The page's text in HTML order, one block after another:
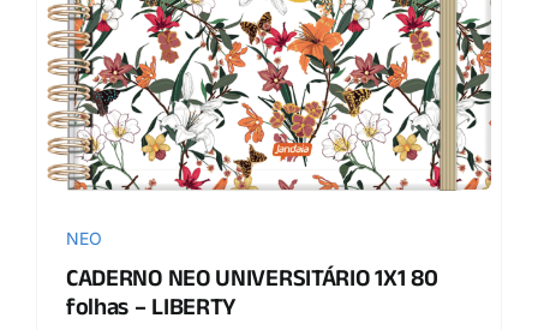
NEO
CADERNO NEO UNIVERSITÁRIO 1X1 80
folhas – LIBERTY